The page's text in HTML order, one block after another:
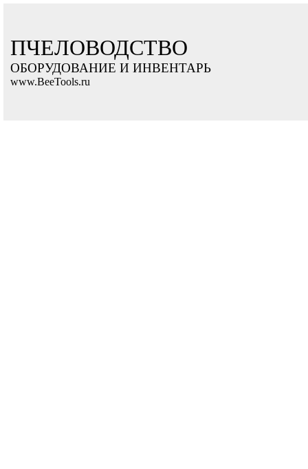
ПЧЕЛОВОДСТВО
ОБОРУДОВАНИЕ И ИНВЕНТАРЬ
www.BeeTools.ru